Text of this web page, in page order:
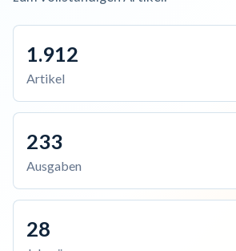
1.912
Artikel
233
Ausgaben
28